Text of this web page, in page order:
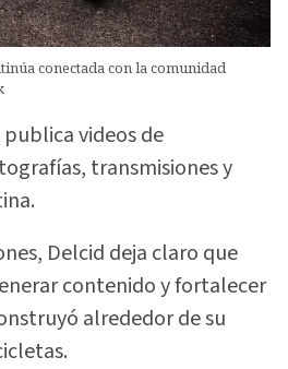
conectada con la comunidad
videos de
transmisiones y
Delcid deja claro que
contenido y fortalecer
alrededor de su